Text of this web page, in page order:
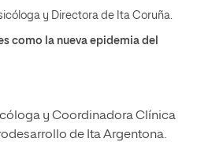
y Directora de Ita Coruña.
como la nueva epidemia del
y Coordinadora Clínica
de Ita Argentona.